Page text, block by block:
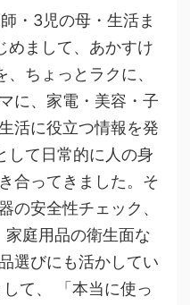
・3児の母・生活ま
めまして、あかすけ
ちょっとラクに、
に、家電・美容・子
活に役立つ情報を発
して日常的に人の身
合ってきました。そ
の安全性チェック、
庭用品の衛生面な
選びにも活かしてい
て、 「本当に使っ